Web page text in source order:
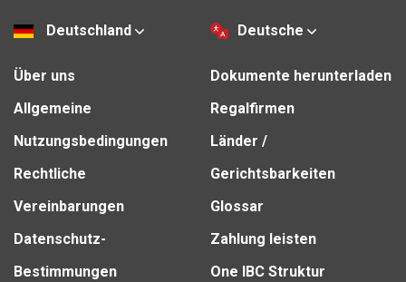
Deutschland Deutsche
Über uns
Allgemeine
Nutzungsbedingungen
Rechtliche
Vereinbarungen
Datenschutz-
Bestimmungen
Dokumente herunterladen
Regalfirmen
Länder /
Gerichtsbarkeiten
Glossar
Zahlung leisten
One IBC Struktur